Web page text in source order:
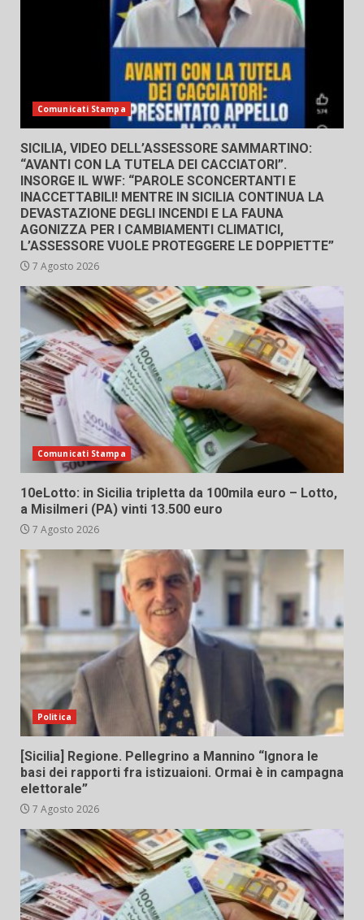
Comunicati Stampa
SICILIA, VIDEO DELL’ASSESSORE SAMMARTINO:
“AVANTI CON LA TUTELA DEI CACCIATORI”.
INSORGE IL WWF: “PAROLE SCONCERTANTI E
INACCETTABILI! MENTRE IN SICILIA CONTINUA LA
DEVASTAZIONE DEGLI INCENDI E LA FAUNA
AGONIZZA PER I CAMBIAMENTI CLIMATICI,
L’ASSESSORE VUOLE PROTEGGERE LE DOPPIETTE”
7 Agosto 2026
Comunicati Stampa
10eLotto: in Sicilia tripletta da 100mila euro – Lotto,
a Misilmeri (PA) vinti 13.500 euro
7 Agosto 2026
Politica
[Sicilia] Regione. Pellegrino a Mannino “Ignora le
basi dei rapporti fra istizuaioni. Ormai è in campagna
elettorale”
7 Agosto 2026